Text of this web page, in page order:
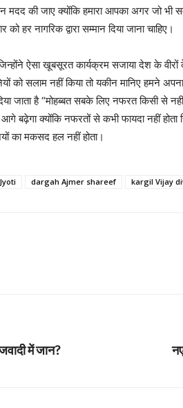
मदद की जाए क्योंकि हमारा आपका अगर जो
हर नागरिक द्वारा सम्मान दिया जाना चाहिए।
ऐसा खूबसूरत कार्यक्रम सजाया देश के
को सलाम नहीं किया तो यकीन मानिए हमने
जाता है “मोहब्बत सबके लिए नफरत किसी से
बढ़ेगा क्योंकि नफरतों से कभी फायदा नहीं
का मकसद हल नहीं होता।
dargah Ajmer shareef kargil Vijay
में जान?